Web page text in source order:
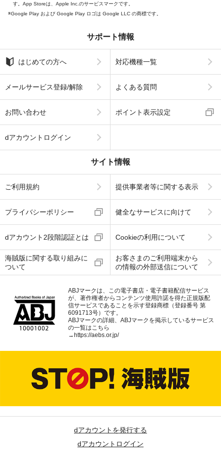
す。App Storeは、Apple Inc.のサービスマークです。
Google Play および Google Play ロゴは Google LLC の商標です。
サポート情報
はじめての方へ 対応機種一覧
メールサービス登録/解除 よくある質問
お問い合わせ ポイント表示設定
dアカウントログイン
サイト情報
ご利用規約 提供事業者等に関する表示
プライバシーポリシー 健全なサービスに向けて
dアカウント2段階認証とは Cookieの利用について
海賊版に関する取り組みに
ついて
お客さまのご利用端末から
の情報の外部送信について
ABJマークは、この電子書店・電子書籍配信サービス
が、著作権者からコンテンツ使用許諾を得た正規版配
信サービスであることを示す登録商標（登録番号 第
6091713号）です。
ABJマークの詳細、ABJマークを掲示しているサービス
の一覧はこちら
→ https://aebs.or.jp/
dアカウントを発行する
dアカウントログイン